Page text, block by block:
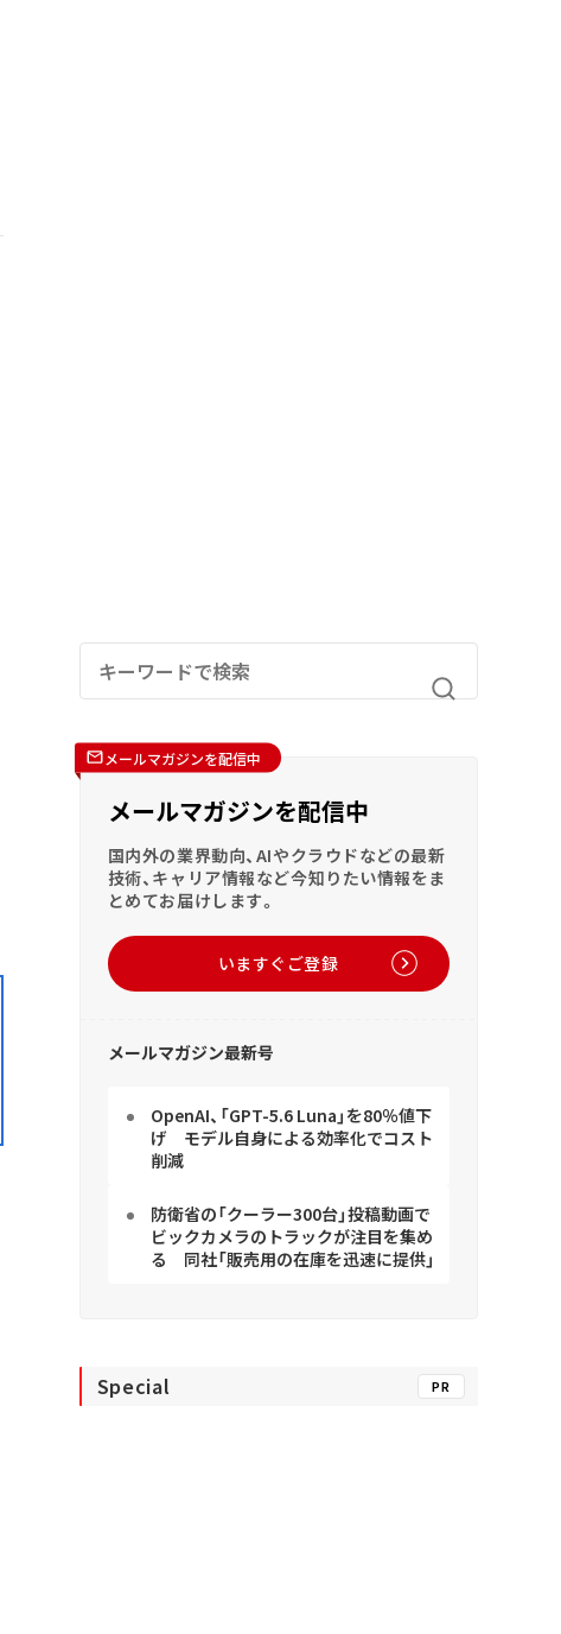
メールマガジンを配信中
メールマガジンを配信中
国内外の業界動向、AIやクラウドなどの最新
技術、キャリア情報など今知りたい情報をま
とめてお届けします。
いますぐご登録
メールマガジン最新号
OpenAI、「GPT-5.6 Luna」を80％値下
げ モデル自身による効率化でコスト
削減
防衛省の「クーラー300台」投稿動画で
ビックカメラのトラックが注目を集め
る 同社「販売用の在庫を迅速に提供」
Special PR